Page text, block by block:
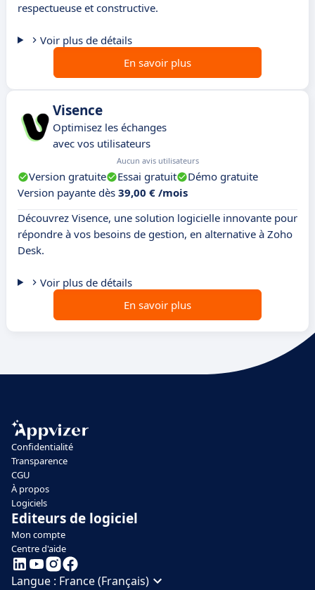
respectueuse et constructive.
Voir plus de détails
En savoir plus
Visence
Optimisez les échanges
avec vos utilisateurs
Aucun avis utilisateurs
Version gratuite Essai gratuit
Démo gratuite
Version payante dès 39,00 € /mois
Découvrez Visence, une solution logicielle innovante pour
répondre à vos besoins de gestion, en alternative à Zoho
Desk.
Voir plus de détails
En savoir plus
Confidentialité
Transparence
CGU
À propos
Logiciels
Editeurs de logiciel
Mon compte
Centre d'aide
Langue : France (Français)